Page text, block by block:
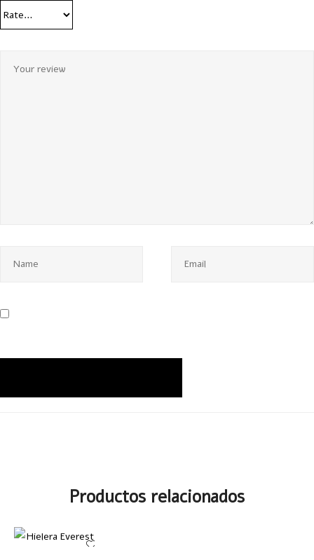
Productos relacionados